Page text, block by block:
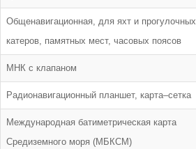
Общенавигационная, для яхт и прогулочных
катеров, памятных мест, часовых поясов
МНК с клапаном
Радионавигационный планшет, карта–сетка
Международная батиметрическая карта
Средиземного моря (МБКСМ)